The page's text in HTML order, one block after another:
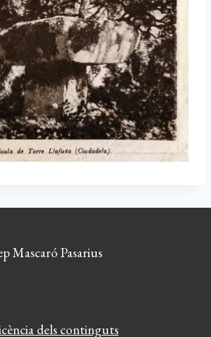
Mascaró Pasarius
dels continguts